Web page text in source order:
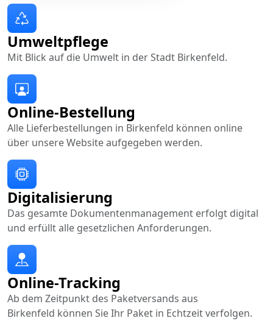
Online-Bestellung
Alle Lieferbestellungen in Birkenfeld können online
über unsere Website aufgegeben werden.
Online-Tracking
Ab dem Zeitpunkt des Paketversands aus
Birkenfeld können Sie Ihr Paket in Echtzeit verfolgen.
Digitalisierung
Das gesamte Dokumentenmanagement erfolgt digital
und erfüllt alle gesetzlichen Anforderungen.
Umweltpflege
Mit Blick auf die Umwelt in der Stadt Birkenfeld.